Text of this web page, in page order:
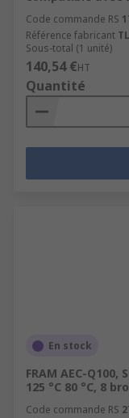
Code commande RS
Référence fabricant
Sous-total (1 unité)
140,54 €HT
Quantité
En stock
FRAM AEC-
125 °C 80 °C, 8
Code commande RS